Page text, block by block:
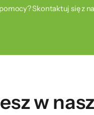
Skontaktuj się z
w